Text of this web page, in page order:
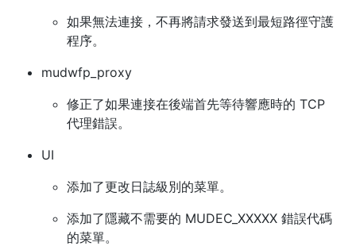
如果無法連接，不再將請求發送到最短路徑守護
程序。
mudwfp_proxy
修正了如果連接在後端首先等待響應時的 TCP
代理錯誤。
UI
添加了更改日誌級別的菜單。
添加了隱藏不需要的 MUDEC_XXXXX 錯誤代碼
的菜單。